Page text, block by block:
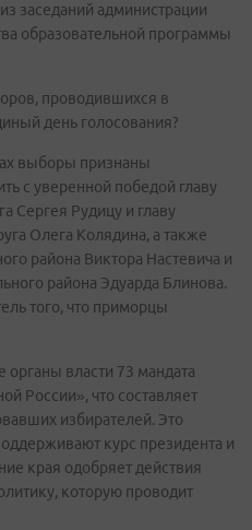
заседаний администрации
образовательной программы
проводившихся в
день голосования?
выборы признаны
с уверенной победой главу
Сергея Рудицу и главу
Олега Колядина, а также
района Виктора Настевича и
района Эдуарда Блинова.
того, что приморцы
органы власти 73 мандата
России», что составляет
избирателей. Это
курс президента и
края одобряет действия
которую проводит